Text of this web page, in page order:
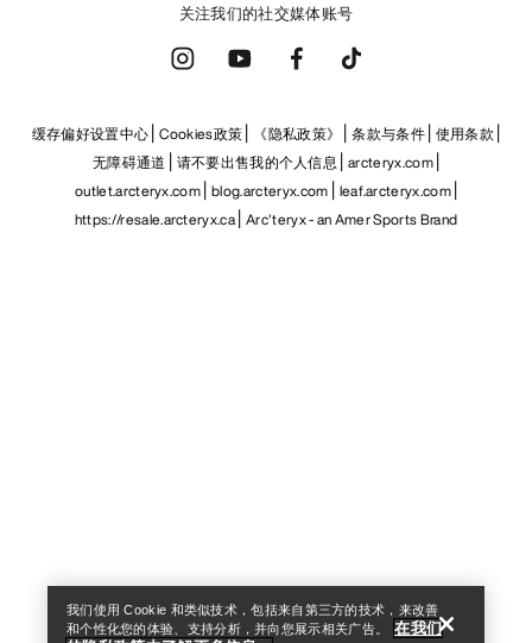
关注我们的社交媒体账号
缓存偏好设置中心 Cookies政策 《隐私政策》 条款与条件 使用条款
无障碍通道
请不要出售我的个人信息 arcteryx.com
outlet.arcteryx.com blog.arcteryx.com leaf.arcteryx.com
https://resale.arcteryx.ca Arc'teryx - an Amer Sports Brand
我们使用 Cookie 和类似技术，包括来自第三方的技术，来改善
和个性化您的体验、支持分析，并向您展示相关广告。
在我们